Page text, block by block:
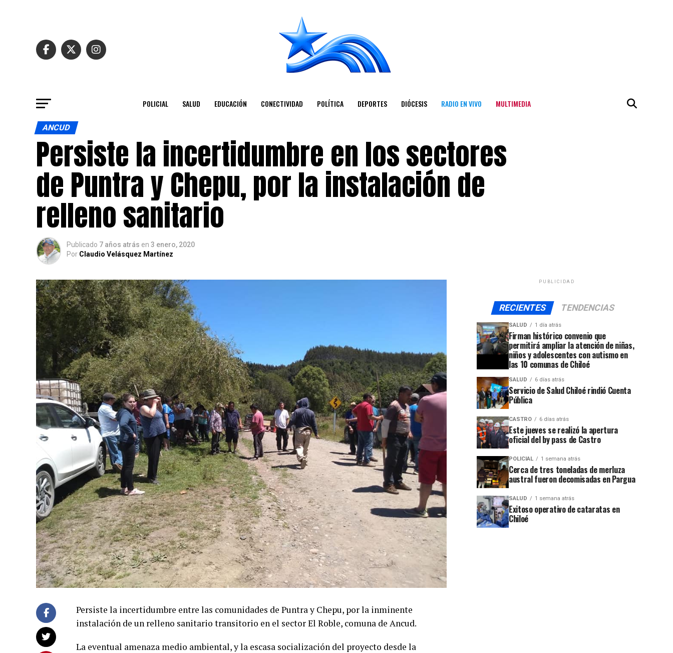
POLICIAL SALUD EDUCACIÓN CONECTIVIDAD POLÍTICA DEPORTES DIÓCESIS RADIO EN VIVO MULTIMEDIA
ANCUD
Persiste la incertidumbre en los sectores
de Puntra y Chepu, por la instalación de
relleno sanitario
Publicado 7 años atrás en 3 enero, 2020
Por Claudio Velásquez Martínez
Persiste la incertidumbre entre las comunidades de Puntra y Chepu, por la inminente
instalación de un relleno sanitario transitorio en el sector El Roble, comuna de Ancud.
La eventual amenaza medio ambiental, y la escasa socialización del proyecto desde la
PUBLICIDAD
RECIENTES TENDENCIAS
SALUD 1 día atrás
Firman histórico convenio que
permitirá ampliar la atención de niñas,
niños y adolescentes con autismo en
las 10 comunas de Chiloé
SALUD 6 días atrás
Servicio de Salud Chiloé rindió Cuenta
Pública
CASTRO 6 días atrás
Este jueves se realizó la apertura
oficial del by pass de Castro
POLICIAL 1 semana atrás
Cerca de tres toneladas de merluza
austral fueron decomisadas en Pargua
SALUD 1 semana atrás
Exitoso operativo de cataratas en
Chiloé